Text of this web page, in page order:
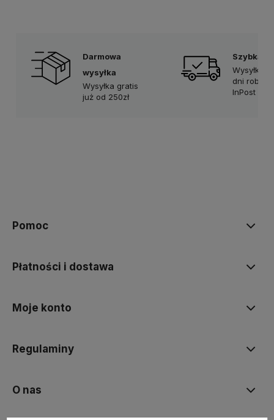
Darmowa
wysyłka
Wysyłka gratis
już od 250zł
Szybka
Wysyłka
dni
InPost
Pomoc
Płatności i dostawa
Moje konto
Regulaminy
O nas